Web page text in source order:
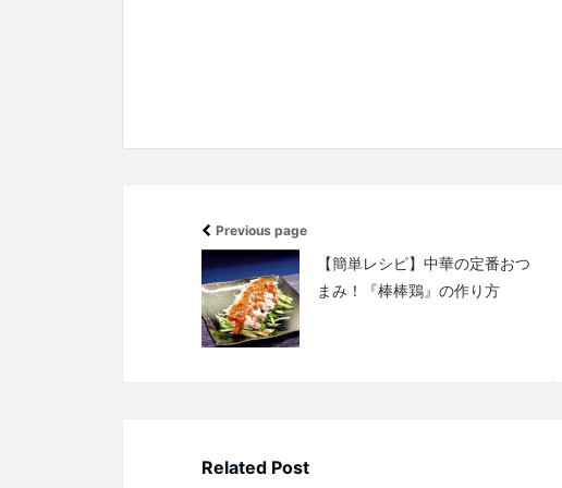
Previous page
【簡単レシピ】中華の定番おつ
まみ！『棒棒鶏』の作り方
Related Post